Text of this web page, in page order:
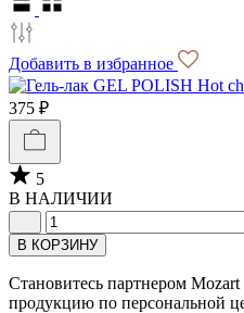
Добавить в избранное
375 ₽
5
В НАЛИЧИИ
В КОРЗИНУ
Становитесь партнером
продукцию по персональной